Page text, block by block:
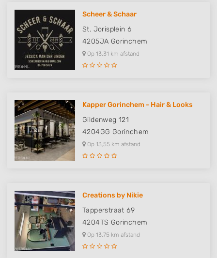
Scheer & Schaar
St. Jorisplein 6
4205JA Gorinchem
Op 13,31 km afstand
Kapper Gorinchem - Hair & Looks
Gildenweg 121
4204GG Gorinchem
Op 13,55 km afstand
Creations by Nikie
Tapperstraat 69
4204TS Gorinchem
Op 13,75 km afstand